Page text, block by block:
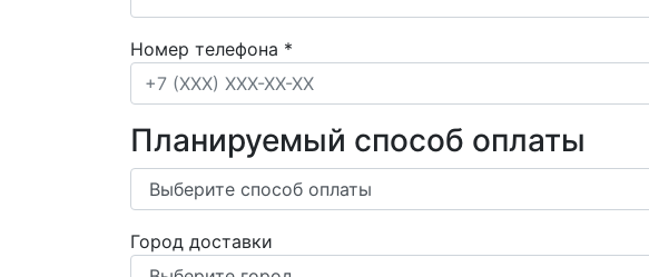
Номер телефона *
Планируемый способ оплаты
Город доставки